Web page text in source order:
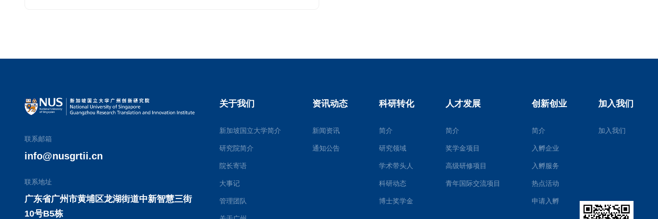
联系邮箱
info@nusgrtii.cn
联系地址
广东省广州市黄埔区龙湖街道中新智慧三街
10号B5栋
关于我们
新加坡国立大学简介
研究院简介
院长寄语
大事记
管理团队
资讯动态
新闻资讯
通知公告
科研转化
简介
研究领域
学术带头人
科研动态
博士奖学金
人才发展
简介
奖学金项目
高级研修项目
青年国际交流项目
创新创业
简介
入孵企业
入孵服务
热点活动
申请入孵
加入我们
加入我们